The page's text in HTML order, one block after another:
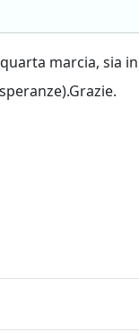
marcia, sia in